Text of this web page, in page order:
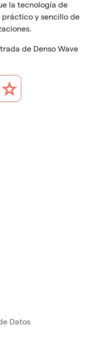
la tecnología de
práctico y sencillo de
de Denso Wave
Datos